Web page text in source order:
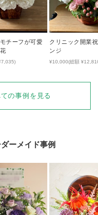
チーフが可愛
クリニック開業
ンジ
¥10,000(総額
の事例を見る
ーメイド事例